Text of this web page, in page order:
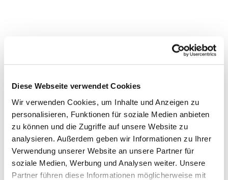
Diese Webseite verwendet Cookies
Wir verwenden Cookies, um Inhalte und Anzeigen zu
personalisieren, Funktionen für soziale Medien anbieten
zu können und die Zugriffe auf unsere Website zu
analysieren. Außerdem geben wir Informationen zu Ihrer
Verwendung unserer Website an unsere Partner für
soziale Medien, Werbung und Analysen weiter. Unsere
Partner führen diese Informationen möglicherweise mit
Dies könnte Sie auch
interessieren